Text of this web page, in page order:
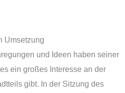
Umsetzung
und Ideen haben seiner
ein großes Interesse an der
gibt. In der Sitzung des